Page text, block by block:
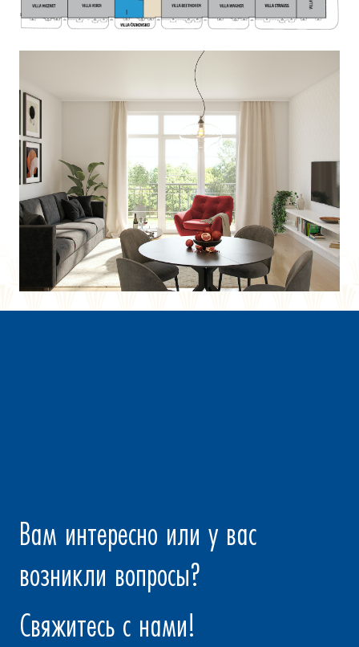
Вам интересно или у вас
возникли вопросы?
Свяжитесь с нами!